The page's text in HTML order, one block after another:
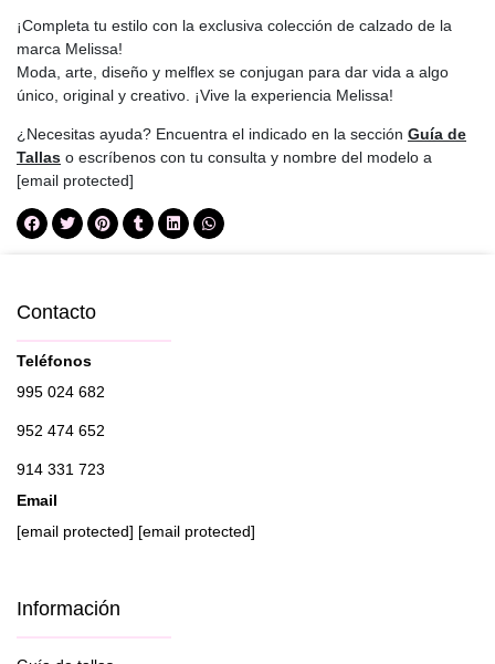
¡Completa tu estilo con la exclusiva colección de calzado de la
marca Melissa!
Moda, arte, diseño y melflex se conjugan para dar vida a algo
único, original y creativo. ¡Vive la experiencia Melissa!
¿Necesitas ayuda? Encuentra el indicado en la sección Guía de
Tallas o escríbenos con tu consulta y nombre del modelo a
[email protected]
Contacto
Teléfonos
995 024 682
952 474 652
914 331 723
Email
[email protected] [email protected]
Información